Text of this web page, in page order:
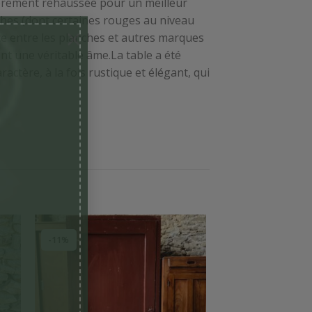
×
(dont certaines rouges au niveau
entre les planches et autres marques
une véritable âme.La table a été
à la fois rustique et élégant, qui